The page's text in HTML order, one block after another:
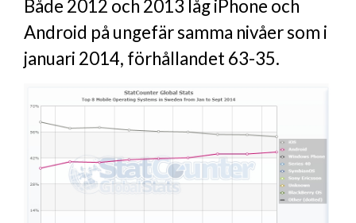
Både 2012 och 2013 låg iPhone och
Android på ungefär samma nivåer som i
januari 2014, förhållandet 63-35.